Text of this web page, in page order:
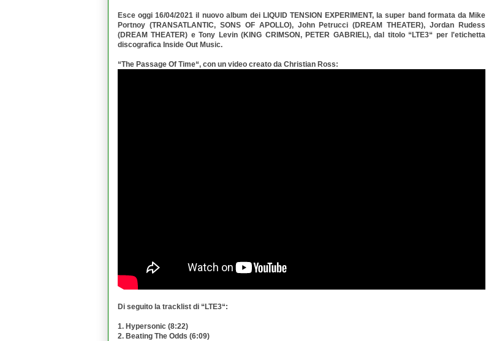
Esce oggi 16/04/2021 il nuovo album dei LIQUID TENSION EXPERIMENT, la super band formata da Mike
Portnoy (TRANSATLANTIC, SONS OF APOLLO), John Petrucci (DREAM THEATER),Jordan Rudess
(DREAM THEATER) eTony Levin(KING CRIMSON, PETER GABRIEL), dal titolo “ LTE3“ per l'etichetta
discografica Inside Out Music.
“The Passage Of Time“, con un video creato da Christian Ross:
Di seguito la tracklist di “ LTE3“:
1. Hypersonic (8:22)
2. Beating The Odds (6:09)